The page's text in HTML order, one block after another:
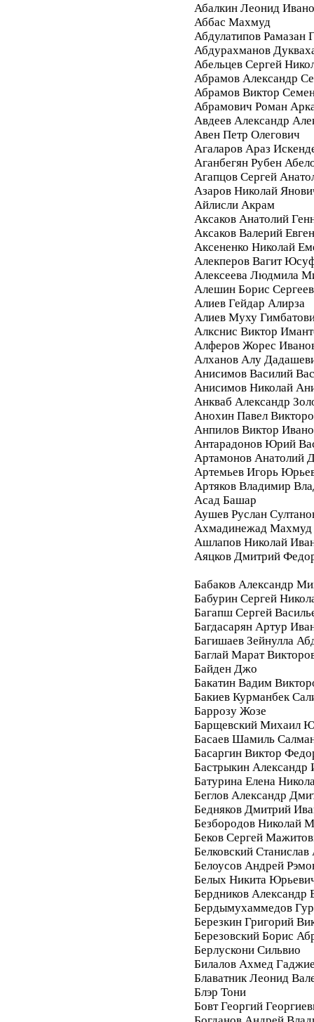
Абалкин Леонид
Аббас Махмуд
Абдулатипов Рамазан
Абдурахманов
Абельцев Сергей
Абрамов Александр
Абрамов Виктор
Абрамович Роман
Авдеев Александр
Авен Петр Олегович
Агаларов Араз
Аганбегян Рубен
Агапцов Сергей
Азаров Николай
Айлисли Акрам
Аксаков Анатолий
Аксаков Валерий
Аксененко Николай
Алекперов Вагит
Алексеева Людмила
Алешин Борис
Алиев Гейдар Алирза
Алиев Муху
Алкснис Виктор
Алферов Жорес
Алханов Алу
Анисимов Василий
Анисимов Николай
Анкваб Александр
Анохин Павел
Анпилов Виктор
Антарадонов Юрий
Артамонов Анатолий
Артемьев Игорь
Артяков Владимир
Асад Башар
Аушев Руслан
Ахмадинежад Махмуд
Ашлапов Николай
Аяцков Дмитрий
Бабаков Александр
Бабурин Сергей
Багапш Сергей
Багдасарян Артур
Багишаев Зейнулла
Баглай Марат
Байден Джо
Бакатин Вадим
Бакиев Курманбек
Баррозу Жозе
Барщевский Михаил
Басаев Шамиль
Басаргин Виктор
Бастрыкин Александр
Батурина Елена
Беглов Александр
Бедняков Дмитрий
Безбородов Николай
Беков Сергей
Белковский
Белоусов Андрей
Белых Никита
Бердников Александр
Бердымухаммедов
Березкин Григорий
Березовский Борис
Берлускони Сильвио
Билалов Ахмед
Блаватник Леонид
Блэр Тони
Бовт Георгий